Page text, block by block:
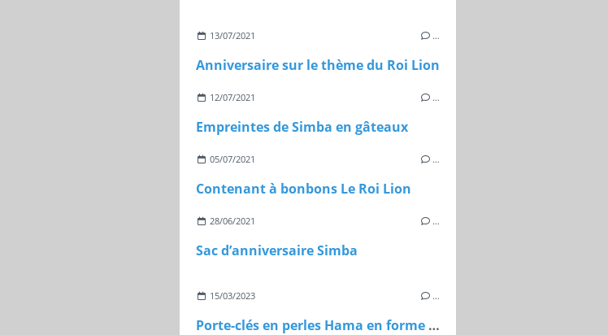
13/07/2021 …
Anniversaire sur le thème du Roi Lion
12/07/2021 …
Empreintes de Simba en gâteaux
05/07/2021 …
Contenant à bonbons Le Roi Lion
28/06/2021 …
Sac d’anniversaire Simba
15/03/2023 …
Porte-clés en perles Hama en forme de cibles